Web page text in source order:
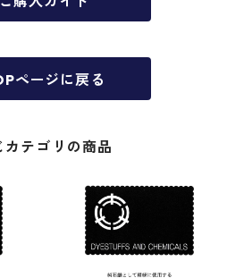
ページに戻る
カテゴリの商品